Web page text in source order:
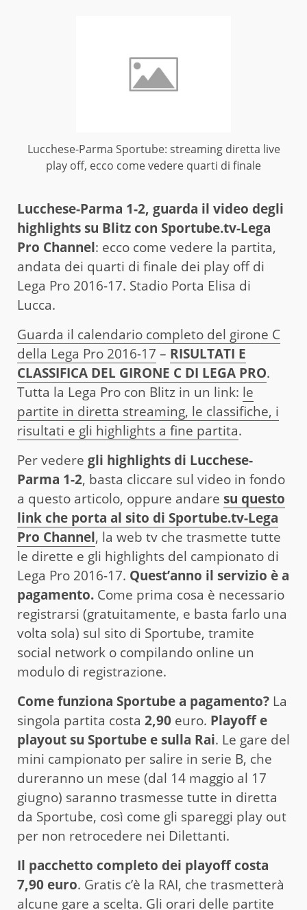
Lucchese-Parma Sportube: streaming diretta live
play off, ecco come vedere quarti di finale
Lucchese-Parma 1-2, guarda il video degli
highlights su Blitz con Sportube.tv-Lega
Pro Channel: ecco come vedere la partita,
andata dei quarti di finale dei play off di
Lega Pro 2016-17. Stadio Porta Elisa di
Lucca.
Guarda il calendario completo del girone C
della Lega Pro 2016-17 – RISULTATI E
CLASSIFICA DEL GIRONE C DI LEGA PRO.
Tutta la Lega Pro con Blitz in un link: le
partite in diretta streaming, le classifiche, i
risultati e gli highlights a fine partita.
Per vedere gli highlights di Lucchese-
Parma 1-2, basta cliccare sul video in fondo
a questo articolo, oppure andare su questo
link che porta al sito di Sportube.tv-Lega
Pro Channel, la web tv che trasmette tutte
le dirette e gli highlights del campionato di
Lega Pro 2016-17. Quest’anno il servizio è a
pagamento. Come prima cosa è necessario
registrarsi (gratuitamente, e basta farlo una
volta sola) sul sito di Sportube, tramite
social network o compilando online un
modulo di registrazione.
Come funziona Sportube a pagamento? La
singola partita costa 2,90 euro. Playoff e
playout su Sportube e sulla Rai. Le gare del
mini campionato per salire in serie B, che
dureranno un mese (dal 14 maggio al 17
giugno) saranno trasmesse tutte in diretta
da Sportube, così come gli spareggi play out
per non retrocedere nei Dilettanti.
Il pacchetto completo dei playoff costa
7,90 euro. Gratis c’è la RAI, che trasmetterà
alcune gare a scelta. Gli orari delle partite